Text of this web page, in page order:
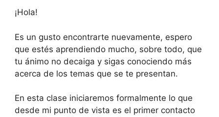
¡Hola!
Es un gusto encontrarte nuevamente, espero
que estés aprendiendo mucho, sobre todo, que
tu ánimo no decaiga y sigas conociendo más
acerca de los temas que se te presentan.
En esta clase iniciaremos formalmente lo que
desde mi punto de vista es el primer contacto